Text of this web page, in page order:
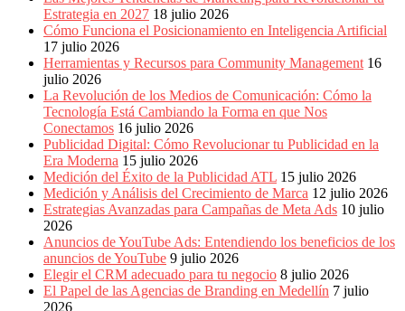
Estrategia en 2027 18 julio 2026
Cómo Funciona el Posicionamiento en Inteligencia Artificial
17 julio 2026
Herramientas y Recursos para Community Management 16
julio 2026
La Revolución de los Medios de Comunicación: Cómo la
Tecnología Está Cambiando la Forma en que Nos
Conectamos 16 julio 2026
Publicidad Digital: Cómo Revolucionar tu Publicidad en la
Era Moderna 15 julio 2026
Medición del Éxito de la Publicidad ATL 15 julio 2026
Medición y Análisis del Crecimiento de Marca 12 julio 2026
Estrategias Avanzadas para Campañas de Meta Ads 10 julio
2026
Anuncios de YouTube Ads: Entendiendo los beneficios de los
anuncios de YouTube 9 julio 2026
Elegir el CRM adecuado para tu negocio 8 julio 2026
El Papel de las Agencias de Branding en Medellín 7 julio
2026